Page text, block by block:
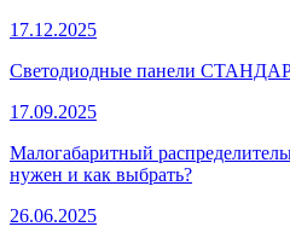
17.12.2025
Светодиодные панели
17.09.2025
Малогабаритный
нужен и как выбрать?
26.06.2025